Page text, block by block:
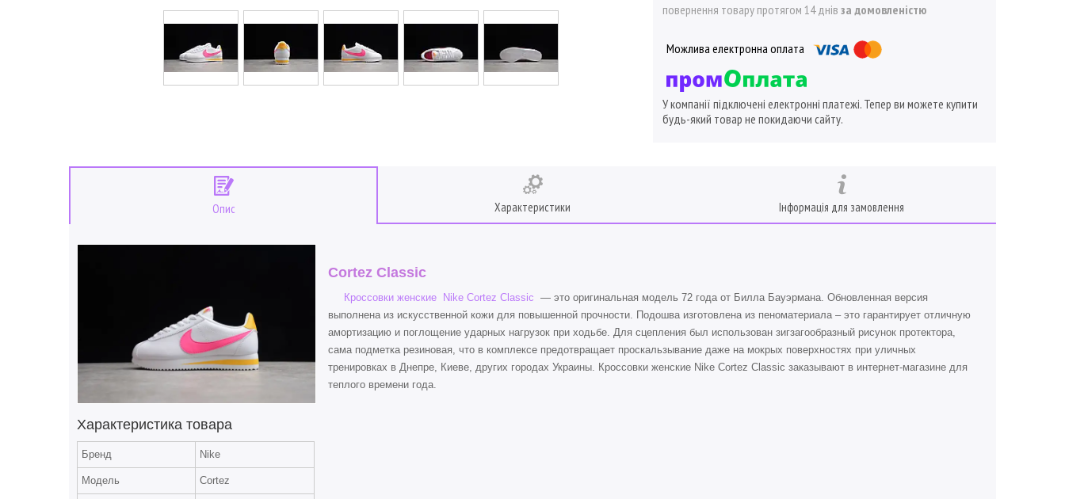
повернення товару протягом 14 днів за домовленістю
У компанії підключені електронні платежі. Тепер ви можете купити
будь-який товар не покидаючи сайту.
Опис Характеристики Інформація для замовлення
Cortez Classic
Кроссовки женские Nike Cortez Classic — это оригинальная модель 72 года от Билла Бауэрмана. Обновленная версия
выполнена из искусственной кожи для повышенной прочности. Подошва изготовлена из пеноматериала – это гарантирует отличную
амортизацию и поглощение ударных нагрузок при ходьбе. Для сцепления был использован зигзагообразный рисунок протектора,
сама подметка резиновая, что в комплексе предотвращает проскальзывание даже на мокрых поверхностях при уличных
тренировках в Днепре, Киеве, других городах Украины. Кроссовки женские Nike Cortez Classic заказывают в интернет-магазине для
теплого времени года.
Характеристика товара
Бренд Nike
Модель Cortez